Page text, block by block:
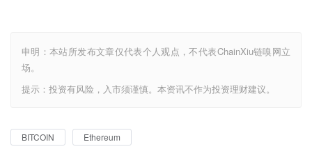
申明：本站所发布文章仅代表个人观点，不代表ChainXiu链嗅网立
场。
提示：投资有风险，入市须谨慎。本资讯不作为投资理财建议。
BITCOIN Ethereum